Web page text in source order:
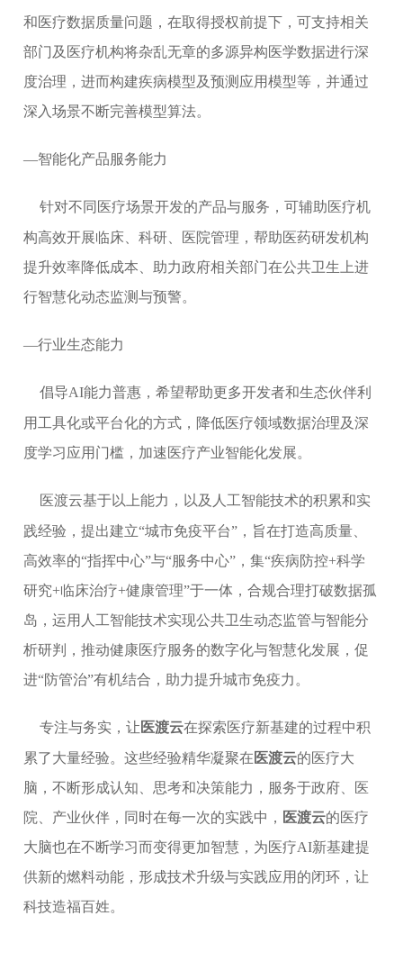
和医疗数据质量问题，在取得授权前提下，可支持相关
部门及医疗机构将杂乱无章的多源异构医学数据进行深
度治理，进而构建疾病模型及预测应用模型等，并通过
深入场景不断完善模型算法。
—智能化产品服务能力
针对不同医疗场景开发的产品与服务，可辅助医疗机
构高效开展临床、科研、医院管理，帮助医药研发机构
提升效率降低成本、助力政府相关部门在公共卫生上进
行智慧化动态监测与预警。
—行业生态能力
倡导AI能力普惠，希望帮助更多开发者和生态伙伴利
用工具化或平台化的方式，降低医疗领域数据治理及深
度学习应用门槛，加速医疗产业智能化发展。
医渡云基于以上能力，以及人工智能技术的积累和实
践经验，提出建立“城市免疫平台”，旨在打造高质量、
高效率的“指挥中心”与“服务中心”，集“疾病防控+科学
研究+临床治疗+健康管理”于一体，合规合理打破数据孤
岛，运用人工智能技术实现公共卫生动态监管与智能分
析研判，推动健康医疗服务的数字化与智慧化发展，促
进“防管治”有机结合，助力提升城市免疫力。
专注与务实，让 医渡云在探索医疗新基建的过程中积
累了大量经验。这些经验精华凝聚在 医渡云的医疗大
脑，不断形成认知、思考和决策能力，服务于政府、医
院、产业伙伴，同时在每一次的实践中， 医渡云的医疗
大脑也在不断学习而变得更加智慧，为医疗AI新基建提
供新的燃料动能，形成技术升级与实践应用的闭环，让
科技造福百姓。